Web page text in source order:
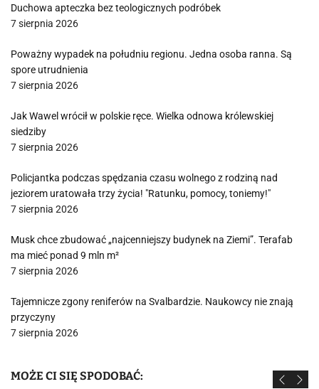
Duchowa apteczka bez teologicznych podróbek
7 sierpnia 2026
Poważny wypadek na południu regionu. Jedna osoba ranna. Są
spore utrudnienia
7 sierpnia 2026
Jak Wawel wrócił w polskie ręce. Wielka odnowa królewskiej
siedziby
7 sierpnia 2026
Policjantka podczas spędzania czasu wolnego z rodziną nad
jeziorem uratowała trzy życia! "Ratunku, pomocy, toniemy!"
7 sierpnia 2026
Musk chce zbudować „najcenniejszy budynek na Ziemi”. Terafab
ma mieć ponad 9 mln m²
7 sierpnia 2026
Tajemnicze zgony reniferów na Svalbardzie. Naukowcy nie znają
przyczyny
7 sierpnia 2026
MOŻE CI SIĘ SPODOBAĆ: